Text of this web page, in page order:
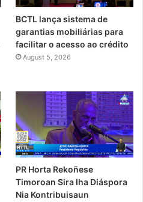
BCTL lança sistema de
garantias mobiliárias para
facilitar o acesso ao crédito
August 5, 2026
PR Horta Rekoñese
Timoroan Sira Iha Diáspora
Nia Kontribuisaun